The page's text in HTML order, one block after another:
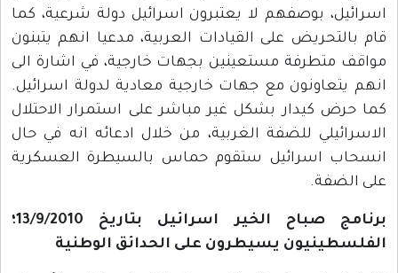
اسرائيل، بوصفهم لا يعتبرون اسرائيل دولة شرعية، كما
قام بالتحريض على القيادات العربية، مدعيا انهم يتبنون
مواقف متطرفة مستعينين بجهات خارجية، في اشارة الى
انهم يتعاونون مع جهات خارجية معادية لدولة اسرائيل.
كما حرض كيدار بشكل غير مباشر على استمرار الاحتلال
الاسرائيلي للضفة الغربية، من خلال ادعائه انه في حال
انسحاب اسرائيل ستقوم حماس بالسيطرة العسكرية
على الضفة.
برنامج صباح الخير اسرائيل بتاريخ 13/9/2010؛
الفلسطينيون يسيطرون على الحدائق الوطنية